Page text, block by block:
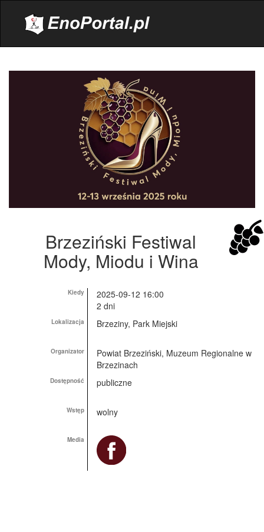
Brzeziński Festiwal
Mody, Miodu i Wina
Kiedy
2025-09-12 16:00
2 dni
Lokalizacja Brzeziny, Park Miejski
Organizator
Powiat Brzeziński, Muzeum Regionalne w
Brzezinach
Dostępność publiczne
Wstęp wolny
Media